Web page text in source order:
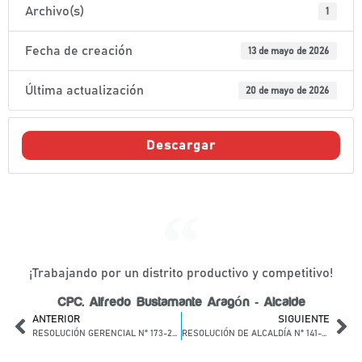
Archivo(s) 1
Fecha de creación 13 de mayo de 2026
Última actualización 20 de mayo de 2026
Descargar
¡Trabajando por un distrito productivo y competitivo!
CPC. Alfredo Bustamante Aragón - Alcalde
ANTERIOR
RESOLUCIÓN GERENCIAL N° 173-2026-GM/MDL-C-C.
SIGUIENTE
RESOLUCIÓN DE ALCALDÍA N° 141-2026-MDL/A